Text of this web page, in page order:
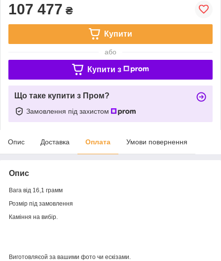
107 477 ₴
Купити
або
Купити з
Що таке купити з Пром?
Замовлення під захистом
Опис Доставка Оплата Умови повернення
Опис
Вага від 16,1 грамм
Розмір під замовлення
Каміння на вибір.
Виготовляєой за вашими фото чи ескізами.